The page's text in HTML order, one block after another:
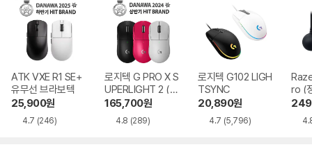
ATK VXE R1 SE+
유무선 브라보텍
25,900원
4.7 (246)
로지텍 G PRO X S
UPERLIGHT 2 (정
품)
165,700원
4.8 (289)
로지텍 G102 LIGH
TSYNC
20,890원
4.7 (5,796)
ro (